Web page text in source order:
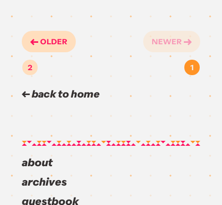
OLDER
1
2
NEWER
back to home
about
archives
guestbook